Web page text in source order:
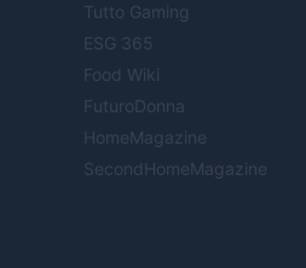
Tutto Gaming
ESG 365
Food Wiki
FuturoDonna
HomeMagazine
SecondHomeMagazine